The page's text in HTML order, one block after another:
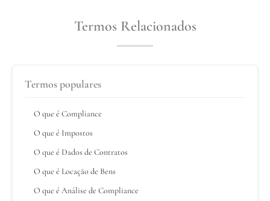
Termos Relacionados
Termos populares
O que é Compliance
O que é Impostos
O que é Dados de Contratos
O que é Locação de Bens
O que é Análise de Compliance